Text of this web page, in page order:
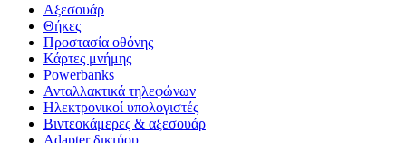
Αξεσουάρ
Θήκες
Προστασία οθόνης
Κάρτες μνήμης
Powerbanks
Ανταλλακτικά τηλεφώνων
Ηλεκτρονικοί υπολογιστές
Βιντεοκάμερες & αξεσουάρ
Adapter δικτύου